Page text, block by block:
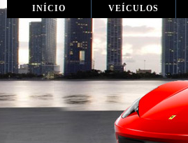
INÍCIO VEÍCULOS